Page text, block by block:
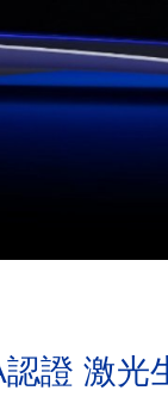
證 激光